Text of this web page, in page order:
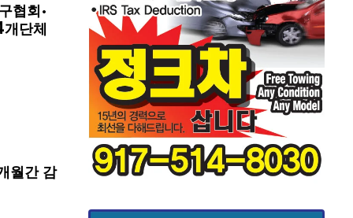
협회·
단체
월간 감